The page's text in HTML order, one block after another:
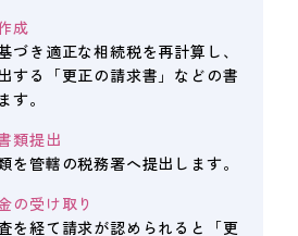
成
づき適正な相続税を再計算し、
する「更正の請求書」などの書
す。
類提出
を管轄の税務署へ提出します。
の受け取り
を経て請求が認められると「更